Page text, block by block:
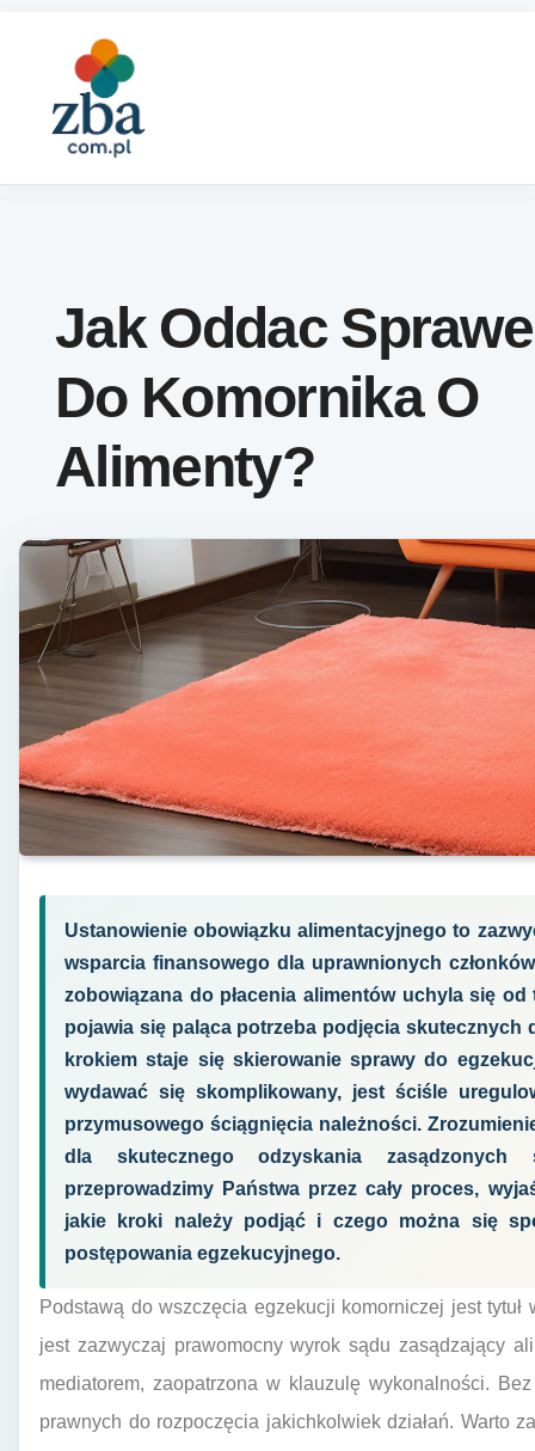
Jak Oddac Sprawe
Do Komornika O
Alimenty?
Ustanowienie obowiązku alimentacyjnego to
wsparcia finansowego dla uprawnionych
zobowiązana do płacenia alimentów uchyla się
pojawia się paląca potrzeba podjęcia skutecznych
krokiem staje się skierowanie sprawy do
wydawać się skomplikowany, jest ściśle
przymusowego ściągnięcia należności.
dla skutecznego odzyskania zasądzonych
przeprowadzimy Państwa przez cały proces,
jakie kroki należy podjąć i czego można się
postępowania egzekucyjnego.
Podstawą do wszczęcia egzekucji komorniczej jest
jest zazwyczaj prawomocny wyrok sądu zasądzający
mediatorem, zaopatrzona w klauzulę wykonalności.
prawnych do rozpoczęcia jakichkolwiek działań. Warto